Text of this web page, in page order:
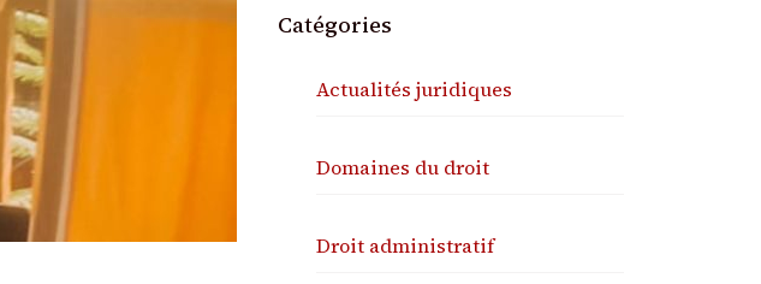
Catégories
Actualités juridiques
Domaines du droit
Droit administratif